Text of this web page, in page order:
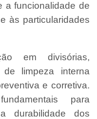
a funcionalidade de
às particularidades
em divisórias,
de limpeza interna
e corretiva.
para
durabilidade dos